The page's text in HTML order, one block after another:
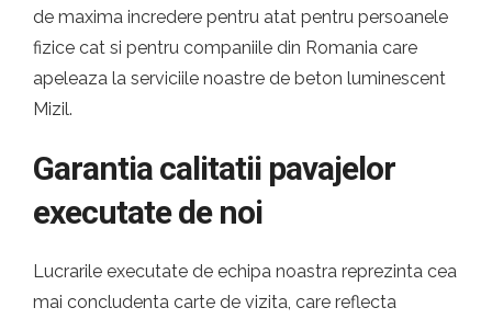
de maxima incredere pentru atat pentru persoanele
fizice cat si pentru companiile din Romania care
apeleaza la serviciile noastre de beton luminescent
Mizil.
Garantia calitatii pavajelor
executate de noi
Lucrarile executate de echipa noastra reprezinta cea
mai concludenta carte de vizita, care reflecta